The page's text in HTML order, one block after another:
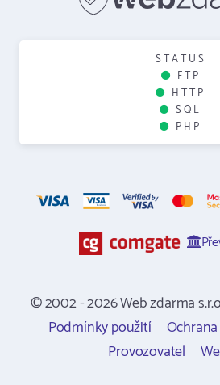
STATUS
FTP
HTTP
SQL
PHP
© 2002 - 2026 Web zdarma
Podmínky použití
Provozovatel